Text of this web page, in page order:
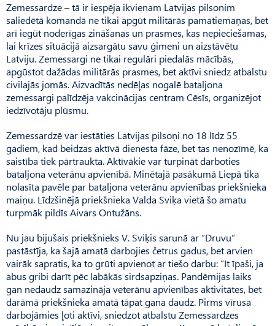
Zemessardze – tā ir iespēja ikvienam Latvijas pilsonim
saliedētā komandā ne tikai apgūt militārās pamatiemaņas, bet
arī iegūt noderīgas zināšanas un prasmes, kas nepieciešamas,
lai krīzes situācijā aizsargātu savu ģimeni un aizstāvētu
Latviju. Zemessargi ne tikai regulāri piedalās mācībās,
apgūstot dažādas militārās prasmes, bet aktīvi sniedz atbalstu
civilajās jomās. Aizvadītās nedēļas nogalē bataljona
zemessargi palīdzēja vakcinācijas centram Cēsīs, organizējot
iedzīvotāju plūsmu.
Zemessardzē var iestāties Latvijas pilsoņi no 18 līdz 55
gadiem, kad beidzas aktīvā dienesta fāze, bet tas nenozīmē, ka
saistība tiek pārtraukta. Aktīvākie var turpināt darboties
bataljona veterānu apvienībā. Minētajā pasākumā Liepā tika
nolasīta pavēle par bataljona veterānu apvienības priekšnieka
maiņu. Līdzšinējā priekšnieka Valda Sviķa vietā šo amatu
turpmāk pildīs Aivars Ontužāns.
Nu jau bijušais priekšnieks V. Sviķis sarunā ar “Druvu”
pastāstīja, ka šajā amatā darbojies četrus gadus, bet arvien
vairāk sapratis, ka to grūti apvienot ar tiešo darbu: “It īpaši, ja
abus gribi darīt pēc labākās sirdsapziņas. Pandēmijas laiks
gan nedaudz samazināja veterānu apvienības aktivitātes, bet
darāmā priekšnieka amatā tāpat gana daudz. Pirms vīrusa
darbojāmies ļoti aktīvi, sniedzot atbalstu Zemessardzes